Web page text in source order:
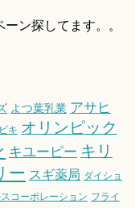
ン探してます。。
よつ葉乳業 アサヒ
キ オリンピック
キユーピー キリ
ー スギ薬局 ダイショ
コーポレーション フライ